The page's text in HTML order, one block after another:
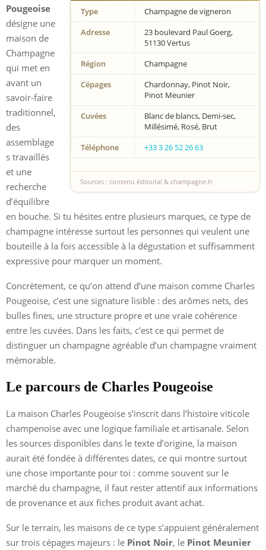
Type
Champagne de vigneron
Adresse
23 boulevard Paul Goerg,
51130 Vertus
Région
Champagne
Cépages
Chardonnay, Pinot Noir,
Pinot Meunier
Cuvées
Blanc de blancs, Demi-sec,
Millésimé, Rosé, Brut
Téléphone
+33 3 26 52 26 63
Sources : contenu éditorial & champagne.fr
Pougeoise
désigne une
maison de
Champagne
qui met en
avant un
savoir-faire
traditionnel,
des
assemblage
s travaillés
et une
recherche
d’équilibre
en bouche. Si tu hésites entre plusieurs marques, ce type de
champagne intéresse surtout les personnes qui veulent une
bouteille à la fois accessible à la dégustation et suffisamment
expressive pour marquer un moment.
Concrètement, ce qu’on attend d’une maison comme Charles
Pougeoise, c’est une signature lisible : des arômes nets, des
bulles fines, une structure propre et une vraie cohérence
entre les cuvées. Dans les faits, c’est ce qui permet de
distinguer un champagne agréable d’un champagne vraiment
mémorable.
Le parcours de Charles Pougeoise
La maison Charles Pougeoise s’inscrit dans l’histoire viticole
champenoise avec une logique familiale et artisanale. Selon
les sources disponibles dans le texte d’origine, la maison
aurait été fondée à différentes dates, ce qui montre surtout
une chose importante pour toi : comme souvent sur le
marché du champagne, il faut rester attentif aux informations
de provenance et aux fiches produit avant achat.
Sur le terrain, les maisons de ce type s’appuient généralement
sur trois cépages majeurs : le Pinot Noir, le Pinot Meunier